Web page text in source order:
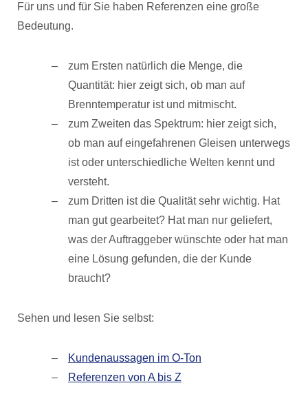
Für uns und für Sie haben Referenzen eine große
Bedeutung.
zum Ersten natürlich die Menge, die
Quantität: hier zeigt sich, ob man auf
Brenntemperatur ist und mitmischt.
zum Zweiten das Spektrum: hier zeigt sich,
ob man auf eingefahrenen Gleisen unterwegs
ist oder unterschiedliche Welten kennt und
versteht.
zum Dritten ist die Qualität sehr wichtig. Hat
man gut gearbeitet? Hat man nur geliefert,
was der Auftraggeber wünschte oder hat man
eine Lösung gefunden, die der Kunde
braucht?
Sehen und lesen Sie selbst:
Kundenaussagen im O-Ton
Referenzen von A bis Z